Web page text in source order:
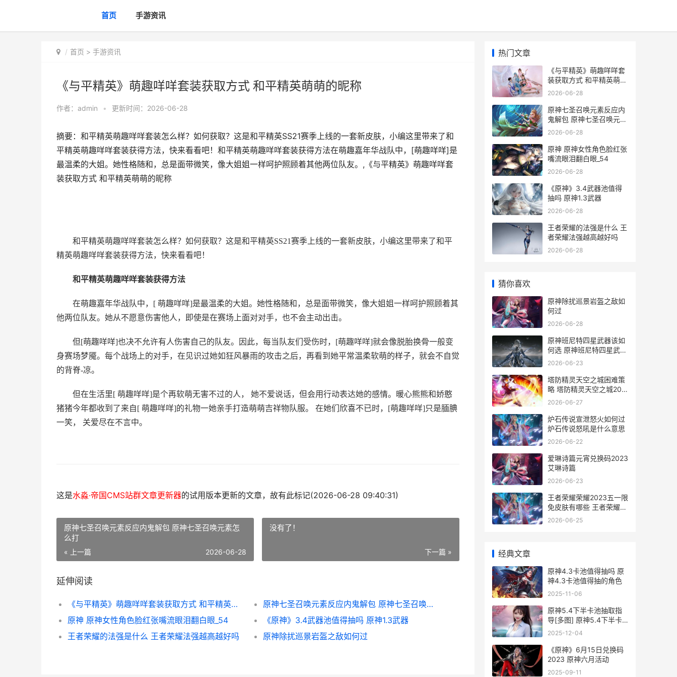
首页 手游资讯
首页 > 手游资讯
《与平精英》萌趣咩咩套装获取方式 和平精英萌萌的昵称
作者： admin • 更新时间：2026-06-28
摘要：和平精英萌趣咩咩套装怎么样？如何获取？这是和平精英SS21赛季上线的一套新皮肤，小编这里带来了和
平精英萌趣咩咩套装获得方法，快来看看吧！和平精英萌趣咩咩套装获得方法在萌趣嘉年华战队中，[萌趣咩咩]是
最温柔的大姐。她性格随和，总是面带微笑，像大姐姐一样呵护照顾着其他两位队友。,《与平精英》萌趣咩咩套
装获取方式 和平精英萌萌的昵称
和平精英萌趣咩咩套装怎么样？如何获取？这是和平精英SS21赛季上线的一套新皮肤，小编这里带来了和平
精英萌趣咩咩套装获得方法，快来看看吧！
和平精英萌趣咩咩套装获得方法
在萌趣嘉年华战队中，[ 萌趣咩咩]是最温柔的大姐。她性格随和，总是面带微笑，像大姐姐一样呵护照顾着其
他两位队友。她从不愿意伤害他人，即使是在赛场上面对对手，也不会主动出击。
但[萌趣咩咩]也决不允许有人伤害自己的队友。因此，每当队友们受伤时，[萌趣咩咩]就会像脱胎换骨一般变
身赛场梦魇。每个战场上的对手，在见识过她如狂风暴雨的攻击之后，再看到她平常温柔软萌的样子，就会不自觉
的背脊-凉。
但在生活里[ 萌趣咩咩]是个再软萌无害不过的人， 她不爱说话，但会用行动表达她的感情。暖心熊熊和娇憨
猪猪今年都收到了来自[ 萌趣咩咩]的礼物一她亲手打造萌萌吉祥物队服。 在她们欣喜不已时，[萌趣咩咩]只是腼腆
一笑， 关爱尽在不言中。
这是水淼·帝国CMS站群文章更新器的试用版本更新的文章，故有此标记(2026-06-28 09:40:31)
原神七圣召唤元素反应内鬼解包 原神七圣召唤元素怎
么打
« 上一篇 2026-06-28
没有了！
下一篇 »
延伸阅读
《与平精英》萌趣咩咩套装获取方式 和平精英萌萌的昵称
原神七圣召唤元素反应内鬼解包 原神七圣召唤元素怎么打
原神 原神女性角色脸红张嘴流眼泪翻白眼_54
《原神》3.4武器池值得抽吗 原神1.3武器
王者荣耀的法强是什么 王者荣耀法强越高越好吗
原神除扰巡景岩盔之敌如何过
热门文章
《与平精英》萌趣咩咩套
装获取方式 和平精英萌萌
的昵称
2026-06-28
原神七圣召唤元素反应内
鬼解包 原神七圣召唤元素
怎么打
2026-06-28
原神 原神女性角色脸红张
嘴流眼泪翻白眼_54
2026-06-28
《原神》3.4武器池值得
抽吗 原神1.3武器
2026-06-28
王者荣耀的法强是什么 王
者荣耀法强越高越好吗
2026-06-28
猜你喜欢
原神除扰巡景岩盔之敌如
何过
2026-06-28
原神班尼特四星武器该如
何选 原神班尼特四星武器
怎么获得
2026-06-23
塔防精灵天空之城困难策
略 塔防精灵天空之城20
关攻略
2026-06-27
炉石传说宣泄怒火如何过
炉石传说怒吼是什么意思
2026-06-22
爱琳诗篇元宵兑换码2023
艾琳诗篇
2026-06-23
王者荣耀荣耀2023五一限
免皮肤有哪些 王者荣耀荣
耀之章
2026-06-25
经典文章
原神4.3卡池值得抽吗 原
神4.3卡池值得抽的角色
2025-11-06
原神5.4下半卡池抽取指
导[多图] 原神5.4下半卡
池角色
2025-12-04
《原神》6月15日兑换码
2023 原神六月活动
2025-09-11